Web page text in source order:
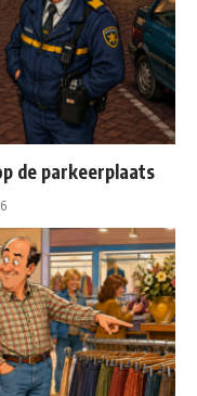
de parkeerplaats